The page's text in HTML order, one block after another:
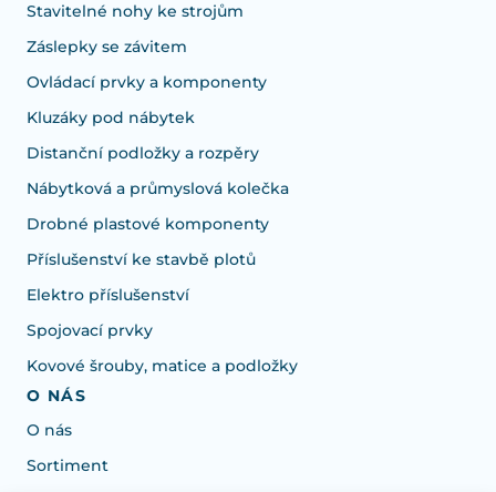
Stavitelné nohy ke strojům
Záslepky se závitem
Ovládací prvky a komponenty
Kluzáky pod nábytek
Distanční podložky a rozpěry
Nábytková a průmyslová kolečka
Drobné plastové komponenty
Příslušenství ke stavbě plotů
Elektro příslušenství
Spojovací prvky
Kovové šrouby, matice a podložky
O NÁS
O nás
Sortiment